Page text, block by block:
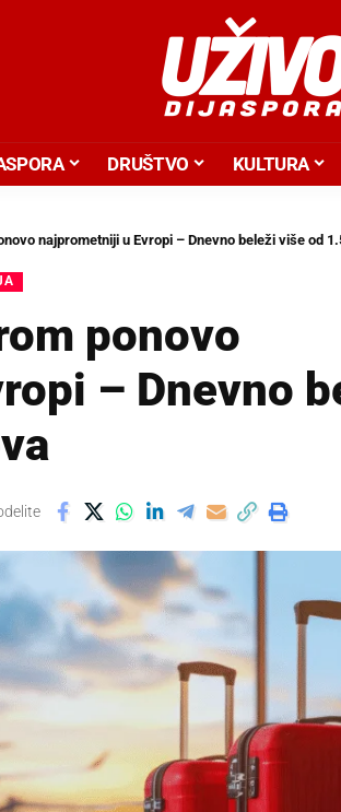
DRUŠTVO KULTURA
najprometniji u Evropi – Dnevno beleži više od
ponovo
– Dnevno